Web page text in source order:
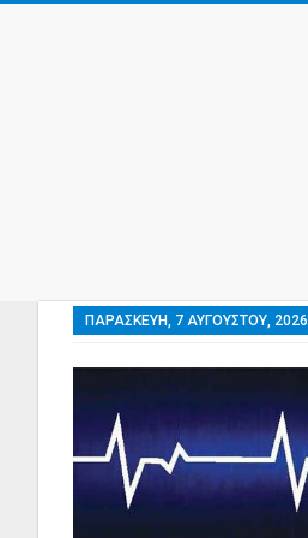
ΠΑΡΑΣΚΕΥΉ, 7 ΑΥΓΟΎΣΤΟΥ, 2026